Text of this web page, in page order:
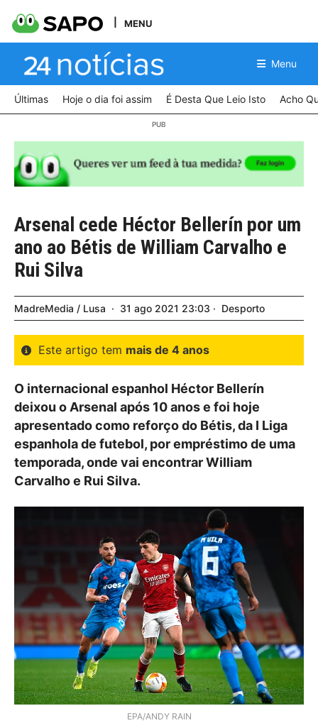
MENU
Menu
Últimas Hoje o dia foi assim É Desta Que Leio Isto Acho
Arsenal cede Héctor Bellerín por um
ano ao Bétis de William Carvalho e
Rui Silva
MadreMedia / Lusa 31 ago 2021 23:03 Desporto
Este artigo tem mais de 4 anos
O internacional espanhol Héctor Bellerín
deixou o Arsenal após 10 anos e foi hoje
apresentado como reforço do Bétis, da I Liga
espanhola de futebol, por empréstimo de uma
temporada, onde vai encontrar William
Carvalho e Rui Silva.
EPA/ANDY RAIN